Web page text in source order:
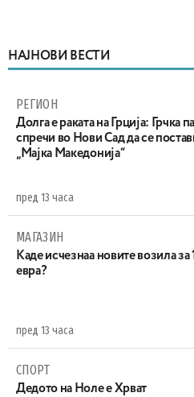
НАЈНОВИ ВЕСТИ
РЕГИОН
Долга е раката на Грција: Грчка
спречи во Нови Сад да се
„Мајка Македонија“
пред 13 часа
МАГАЗИН
Каде исчезнаа новите возила за
евра?
пред 13 часа
СПОРТ
Дедото на Ноле е Хрват